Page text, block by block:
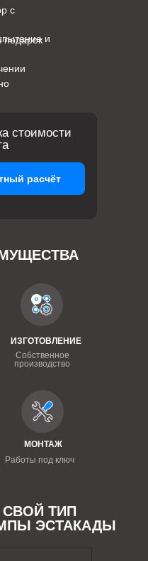
и
с
подарок
ИЗГОТОВЛЕНИЕ
Собственное
производство
МОНТАЖ
Работы под ключ
стоимости
расчёт
ТИП
ЭСТАКАДЫ